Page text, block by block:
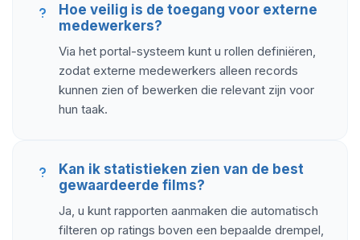
Hoe veilig is de toegang voor externe
medewerkers?
Via het portal-systeem kunt u rollen definiëren,
zodat externe medewerkers alleen records
kunnen zien of bewerken die relevant zijn voor
hun taak.
Kan ik statistieken zien van de best
gewaardeerde films?
Ja, u kunt rapporten aanmaken die automatisch
filteren op ratings boven een bepaalde drempel,